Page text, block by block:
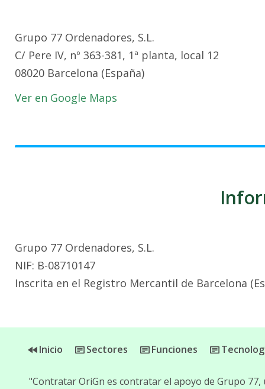
Grupo 77 Ordenadores, S.L.
C/ Pere IV, nº 363-381, 1ª planta, local 12
08020 Barcelona (España)
Ver en Google Maps
Grupo 77 Ordenadores, S.L.
NIF: B-08710147
Inscrita en el Registro Mercantil de Barcelona
Inicio Sectores Funciones
"Contratar OriGn es contratar el apoyo de Grupo